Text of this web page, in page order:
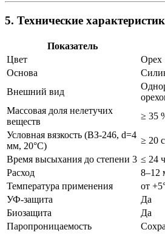
5. Технические
Показатель
Цвет
Орех
Основа
Внешний вид
Массовая доля нелетучих
веществ
≥ 35
Условная вязкость (ВЗ-246, d=4
мм, 20°C)
≥ 20 с
Время высыхания до степени 3 ≤ 24 ч
Расход
8–12
Температура применения
от
УФ-защита
Да
Биозащита
Да
Паропроницаемость